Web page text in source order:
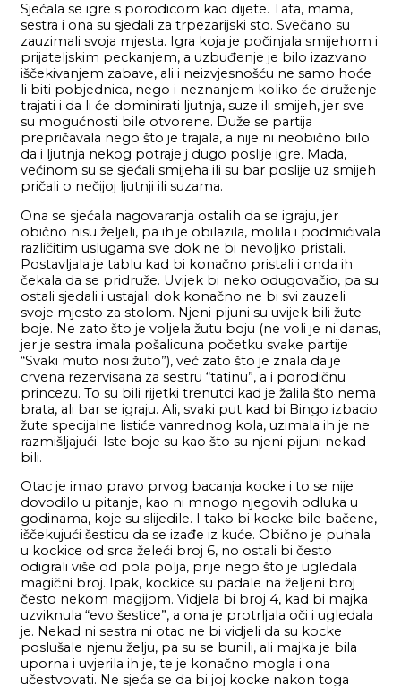
Sjećala se igre s porodicom kao dijete. Tata, mama,
sestra i ona su sjedali za trpezarijski sto. Svečano su
zauzimali svoja mjesta. Igra koja je počinjala smijehom i
prijateljskim peckanjem, a uzbuđenje je bilo izazvano
iščekivanjem zabave, ali i neizvjesnošću ne samo hoće
li biti pobjednica, nego i neznanjem koliko će druženje
trajati i da li će dominirati ljutnja, suze ili smijeh, jer sve
su mogućnosti bile otvorene. Duže se partija
prepričavala nego što je trajala, a nije ni neobično bilo
da i ljutnja nekog potraje j dugo poslije igre. Mada,
većinom su se sjećali smijeha ili su bar poslije uz smijeh
pričali o nečijoj ljutnji ili suzama.
Ona se sjećala nagovaranja ostalih da se igraju, jer
obično nisu željeli, pa ih je obilazila, molila i podmićivala
različitim uslugama sve dok ne bi nevoljko pristali.
Postavljala je tablu kad bi konačno pristali i onda ih
čekala da se pridruže. Uvijek bi neko odugovačio, pa su
ostali sjedali i ustajali dok konačno ne bi svi zauzeli
svoje mjesto za stolom. Njeni pijuni su uvijek bili žute
boje. Ne zato što je voljela žutu boju (ne voli je ni danas,
jer je sestra imala pošalicuna početku svake partije
“Svaki muto nosi žuto”), već zato što je znala da je
crvena rezervisana za sestru “tatinu”, a i porodičnu
princezu. To su bili rijetki trenutci kad je žalila što nema
brata, ali bar se igraju. Ali, svaki put kad bi Bingo izbacio
žute specijalne listiće vanrednog kola, uzimala ih je ne
razmišljajući. Iste boje su kao što su njeni pijuni nekad
bili.
Otac je imao pravo prvog bacanja kocke i to se nije
dovodilo u pitanje, kao ni mnogo njegovih odluka u
godinama, koje su slijedile. I tako bi kocke bile bačene,
iščekujući šesticu da se izađe iz kuće. Obično je puhala
u kockice od srca želeći broj 6, no ostali bi često
odigrali više od pola polja, prije nego što je ugledala
magični broj. Ipak, kockice su padale na željeni broj
često nekom magijom. Vidjela bi broj 4, kad bi majka
uzviknula “evo šestice”, a ona je protrljala oči i ugledala
je. Nekad ni sestra ni otac ne bi vidjeli da su kocke
poslušale njenu želju, pa su se bunili, ali majka je bila
uporna i uvjerila ih je, te je konačno mogla i ona
učestvovati. Ne sjeća se da bi joj kocke nakon toga